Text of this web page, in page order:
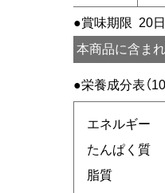
賞味期限 20日
本商品に含ま
栄養成分表（
エネルギー
たんぱく質
脂質